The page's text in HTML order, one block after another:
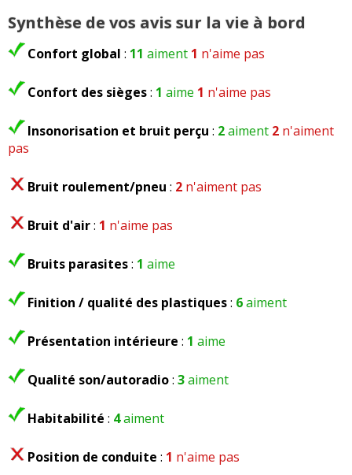
(Votre post sera visible sous le commentaire
après validation)
Tous les autresavis >>
Synthèse de vos avis sur la vie à bord
Confort global : 11 aiment 1 n'aime pas
Confort des sièges: 1 aime 1 n'aime pas
Insonorisation et bruit perçu : 2aiment 2 n'aiment
pas
Bruit roulement/pneu : 2 n'aiment pas
Bruit d'air: 1 n'aime pas
Bruits parasites: 1 aime
Finition / qualité des plastiques: 6aiment
Présentation intérieure : 1 aime
Qualité son/autoradio: 3aiment
Habitabilité : 4aiment
Position de conduite : 1 n'aime pas